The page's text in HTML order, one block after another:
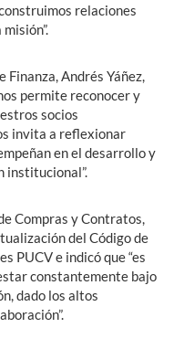
relaciones
Andrés Yáñez,
permite reconocer y
socios
invita a reflexionar
en el desarrollo y
institucional”.
Compras y Contratos,
del Código de
PUCV e indicó que “es
constantemente bajo
dado los altos